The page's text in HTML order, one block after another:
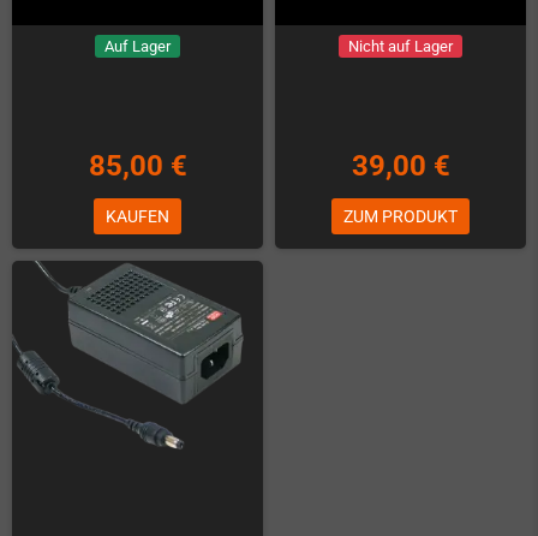
Auf Lager
85,00 €
KAUFEN
Nicht auf Lager
39,00 €
ZUM PRODUKT